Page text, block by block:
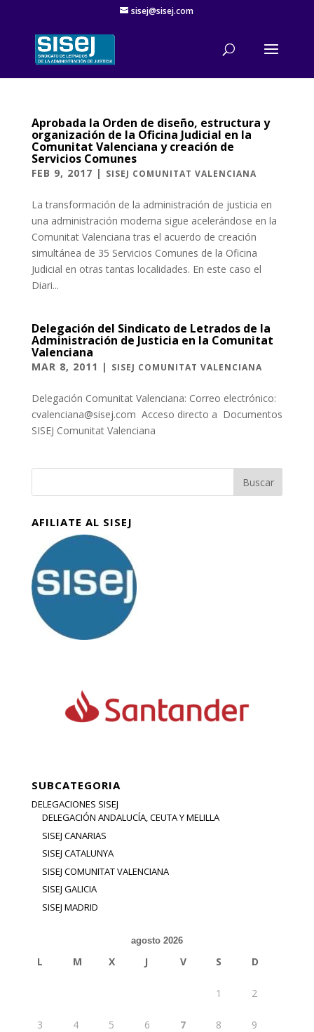
sisej@sisej.com
Aprobada la Orden de diseño, estructura y
organización de la Oficina Judicial en la
Comunitat Valenciana y creación de
Servicios Comunes
FEB 9, 2017 | SISEJ COMUNITAT VALENCIANA
La transformación de la administración de justicia en
una administración moderna sigue acelerándose en la
Comunitat Valenciana tras el acuerdo de creación
simultánea de 35 Servicios Comunes de la Oficina
Judicial en otras tantas localidades. En este caso el
Diari...
Delegación del Sindicato de Letrados de la
Administración de Justicia en la Comunitat
Valenciana
MAR 8, 2011 | SISEJ COMUNITAT VALENCIANA
Delegación Comunitat Valenciana: Correo electrónico:
cvalenciana@sisej.com Acceso directo a Documentos
SISEJ Comunitat Valenciana
AFILIATE AL SISEJ
SUBCATEGORIA
DELEGACIONES SISEJ
DELEGACIÓN ANDALUCÍA, CEUTA Y MELILLA
SISEJ CANARIAS
SISEJ CATALUNYA
SISEJ COMUNITAT VALENCIANA
SISEJ GALICIA
SISEJ MADRID
agosto 2026
L M X J V S D
1 2
3 4 5 6 7 8 9